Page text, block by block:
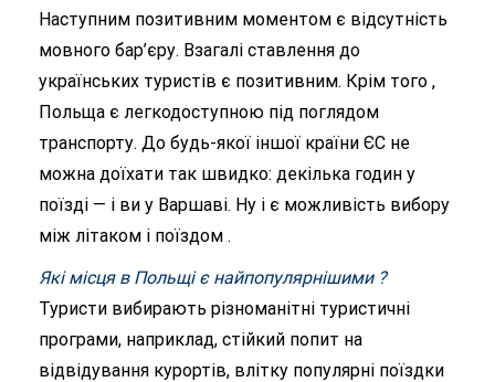
Наступним позитивним моментом є відсутність
мовного бар’єру. Взагалі ставлення до
українських туристів є позитивним. Крім того ,
Польща є легкодоступною під поглядом
транспорту. До будь-якої іншої країни ЄС не
можна доїхати так швидко: декілька годин у
поїзді — і ви у Варшаві. Ну і є можливість вибору
між літаком і поїздом .
Які місця в Польщі є найпопулярнішими ?
Туристи вибирають різноманітні туристичні
програми, наприклад, стійкий попит на
відвідування курортів, влітку популярні поїздки